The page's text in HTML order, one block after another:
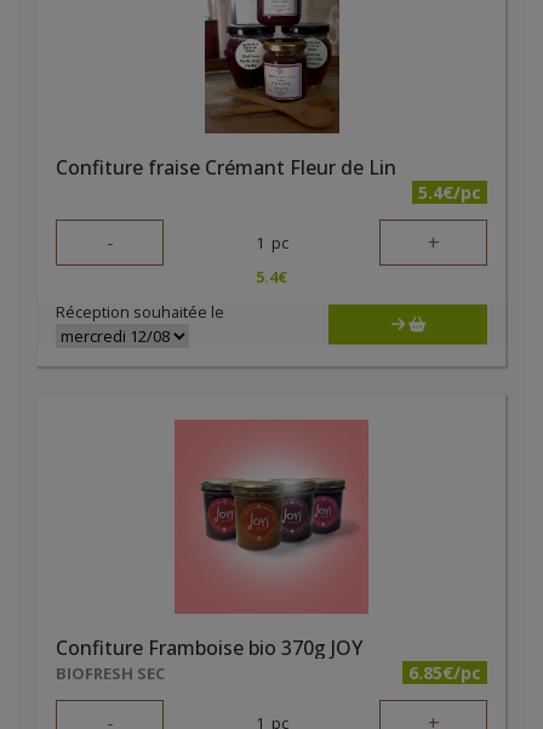
Confiture fraise Crémant Fleur de Lin
5.4€/pc
- 1 pc +
5.4€
Réception souhaitée le
Confiture Framboise bio 370g JOY
BIOFRESH SEC 6.85€/pc
- 1 pc +